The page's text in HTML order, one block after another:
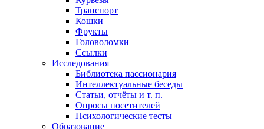
Транспорт
Кошки
Фрукты
Головоломки
Ссылки
Исследования
Библиотека пассионария
Интеллектуальные беседы
Статьи, отчёты и т. п.
Опросы посетителей
Психологические тесты
Образование